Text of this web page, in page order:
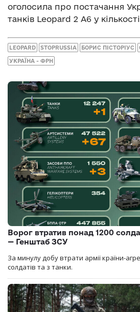
оголосила про постачання
танків Leopard 2 A6 у
LEOPARD STOPRUSSIA БОРИС ПІСТОРІУС
УКРАЇНА - ФРН
Ворог втратив понад 1200
— Генштаб ЗСУ
За минулу добу втрати армії країни-
солдатів та з танки.